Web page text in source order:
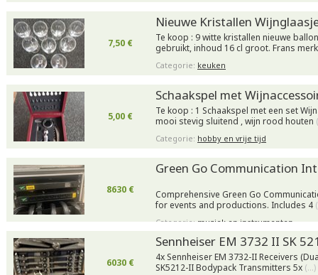
7,50 €
Nieuwe Kristallen
Te koop : 9 witte kristallen nieuwe
gebruikt, inhoud 16 cl groot. Frans
Categorie: keuken
5,00 €
Schaakspel met
Te koop : 1 Schaakspel met een set
mooi stevig sluitend , wijn rood houten
Categorie: hobby en vrije tijd
8630 €
Green Go Communication
Comprehensive Green Go
for events and productions. Includes 4
Categorie: muziek en instrumenten
6030 €
Sennheiser EM 3732 II SK
4x Sennheiser EM 3732-II Receivers
SK5212-II Bodypack Transmitters 5x (…)